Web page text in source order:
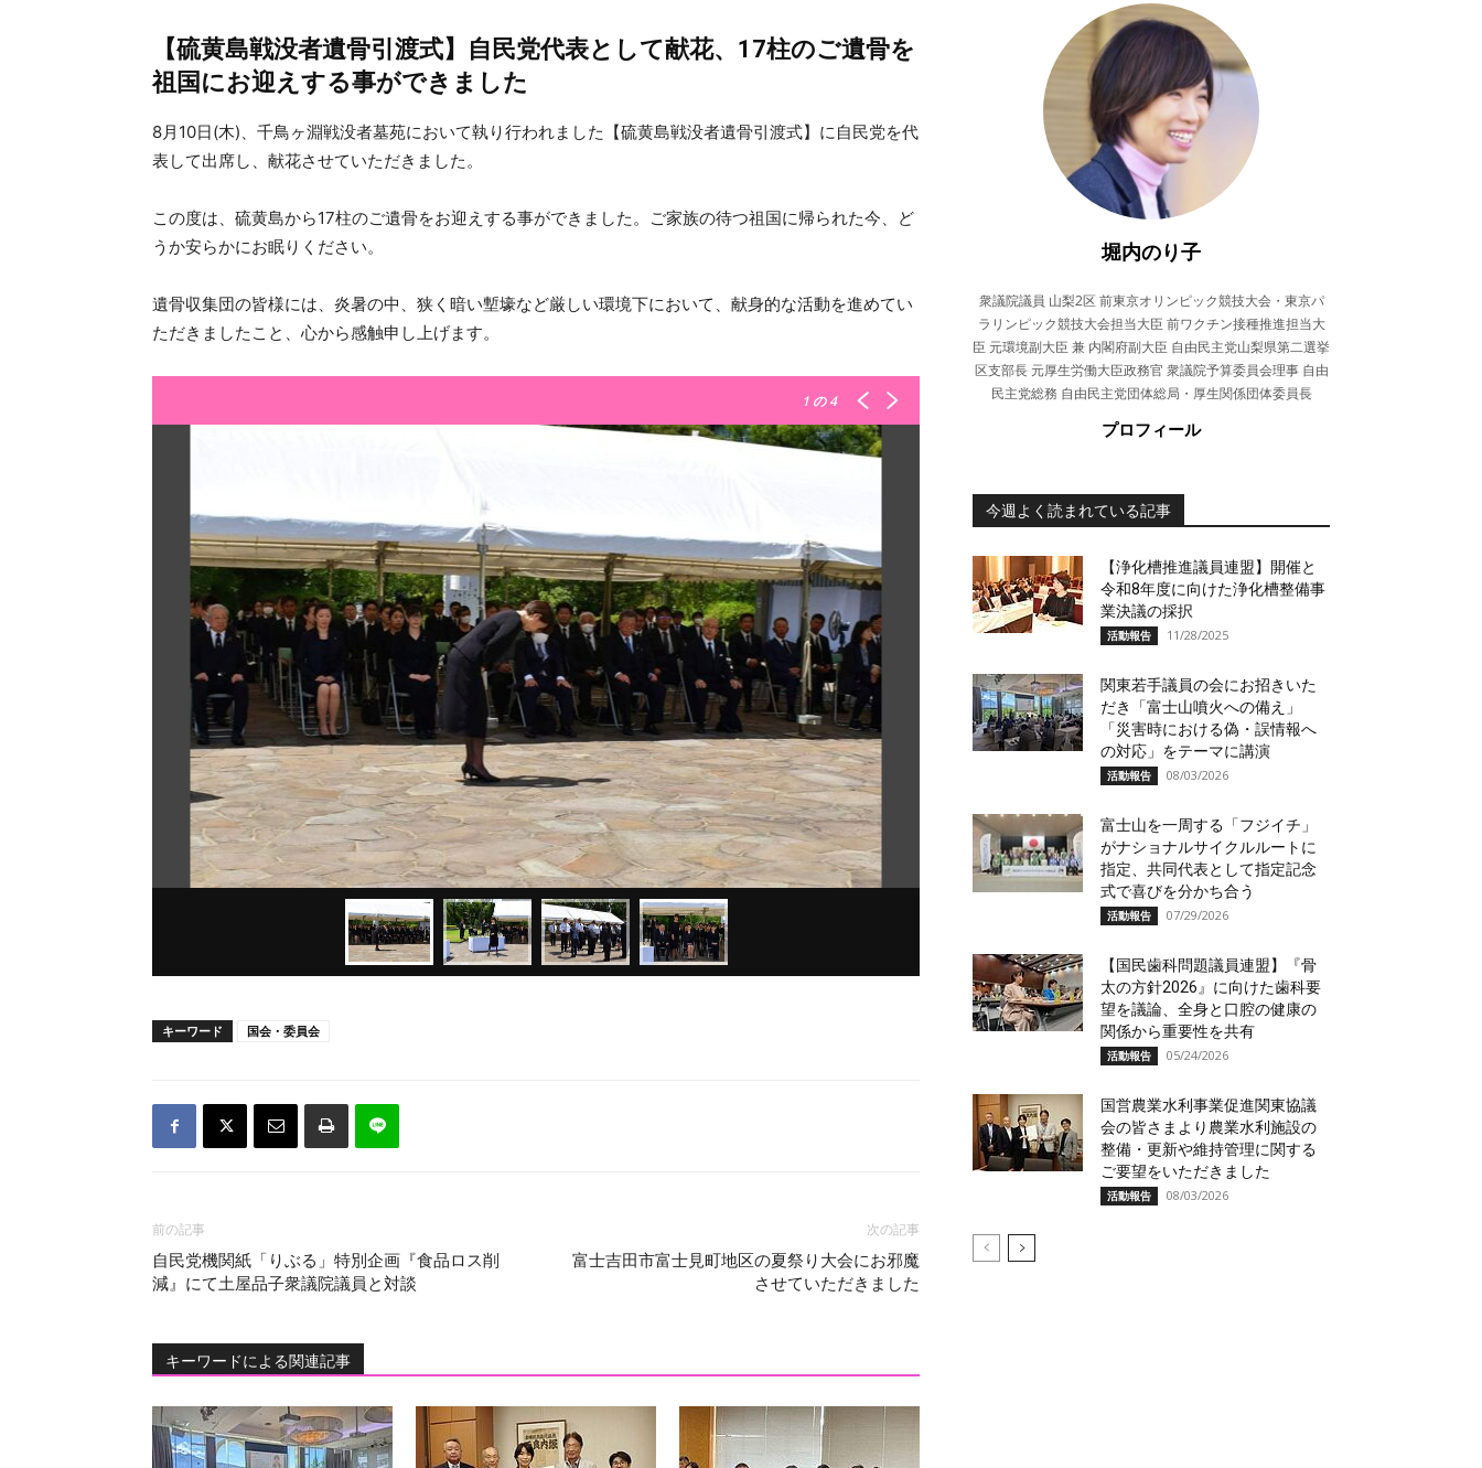
【硫黄島戦没者遺骨引渡式】自民党代表として献花、17柱のご遺骨を
祖国にお迎えする事ができました
8月10日(木)、千鳥ヶ淵戦没者墓苑において執り行われました【硫黄島戦没者遺骨引渡式】に自民党を代
表して出席し、献花させていただきました。
この度は、硫黄島から17柱のご遺骨をお迎えする事ができました。ご家族の待つ祖国に帰られた今、ど
うか安らかにお眠りください。
遺骨収集団の皆様には、炎暑の中、狭く暗い塹壕など厳しい環境下において、献身的な活動を進めてい
ただきましたこと、心から感触申し上げます。
1 の 4
キーワード 国会・委員会
前の記事
自民党機関紙「りぶる」特別企画『食品ロス削
減』にて土屋品子衆議院議員と対談
次の記事
富士吉田市富士見町地区の夏祭り大会にお邪魔
させていただきました
キーワードによる関連記事
堀内のり子
衆議院議員 山梨2区 前東京オリンピック競技大会・東京パ
ラリンピック競技大会担当大臣 前ワクチン接種推進担当大
臣 元環境副大臣 兼 内閣府副大臣 自由民主党山梨県第二選挙
区支部長 元厚生労働大臣政務官 衆議院予算委員会理事 自由
民主党総務 自由民主党団体総局・厚生関係団体委員長
プロフィール
今週よく読まれている記事
【浄化槽推進議員連盟】開催と
令和8年度に向けた浄化槽整備事
業決議の採択
活動報告 11/28/2025
関東若手議員の会にお招きいた
だき「富士山噴火への備え」
「災害時における偽・誤情報へ
の対応」をテーマに講演
活動報告 08/03/2026
富士山を一周する「フジイチ」
がナショナルサイクルルートに
指定、共同代表として指定記念
式で喜びを分かち合う
活動報告 07/29/2026
【国民歯科問題議員連盟】『骨
太の方針2026』に向けた歯科要
望を議論、全身と口腔の健康の
関係から重要性を共有
活動報告 05/24/2026
国営農業水利事業促進関東協議
会の皆さまより農業水利施設の
整備・更新や維持管理に関する
ご要望をいただきました
活動報告 08/03/2026